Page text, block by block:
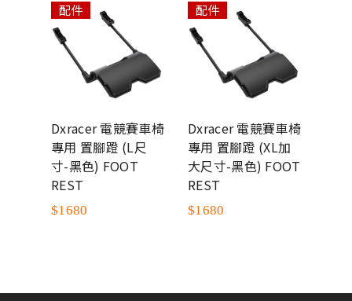
配件
Dxracer 電競賽車椅
專用 置腳蹬 (L尺
寸-黑色) FOOT
REST
$1680
配件
Dxracer 電競賽車椅
專用 置腳蹬 (XL加
大尺寸-黑色) FOOT
REST
$1680